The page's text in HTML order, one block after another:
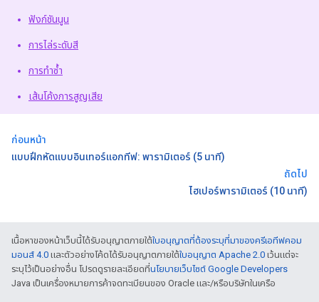
ฟังก์ชันนูน
การไล่ระดับสี
การทำซ้ำ
เส้นโค้งการสูญเสีย
ก่อนหน้า
แบบฝึกหัดแบบอินเทอร์แอกทีฟ: พารามิเตอร์ (5 นาที)
ถัดไป
ไฮเปอร์พารามิเตอร์ (10 นาที)
เนื้อหาของหน้าเว็บนี้ได้รับอนุญาตภายใต้ใบอนุญาตที่ต้องระบุที่มาของครีเอทีฟคอม
มอนส์ 4.0 และตัวอย่างโค้ดได้รับอนุญาตภายใต้ใบอนุญาต Apache 2.0 เว้นแต่จะ
ระบุไว้เป็นอย่างอื่น โปรดดูรายละเอียดที่นโยบายเว็บไซต์ Google Developers
Java เป็นเครื่องหมายการค้าจดทะเบียนของ Oracle และ/หรือบริษัทในเครือ